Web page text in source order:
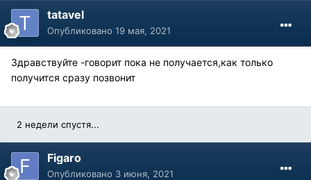
tatavel
Опубликовано 19 мая, 2021
Здравствуйте -говорит пока не получается,как только
получится сразу позвонит
2 недели спустя...
Figaro
Опубликовано 3 июня, 2021